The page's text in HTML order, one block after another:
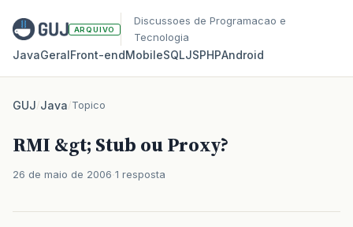
ARQUIVO
Discussoes de Programacao e
Tecnologia
JavaGeralFront‑endMobileSQLJSPHPAndroid
GUJ/Java/Topico
RMI &gt; Stub ou Proxy?
26 de maio de 2006 1 resposta